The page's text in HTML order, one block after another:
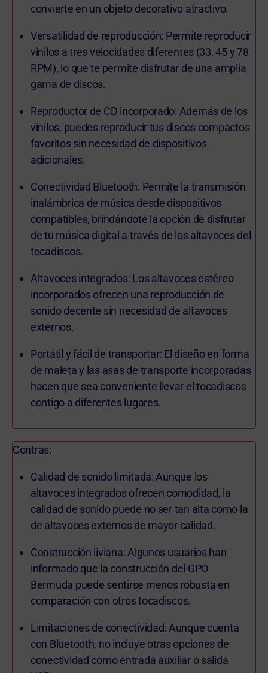
convierte en un objeto decorativo atractivo.
Versatilidad de reproducción: Permite reproducir
vinilos a tres velocidades diferentes (33, 45 y 78
RPM), lo que te permite disfrutar de una amplia
gama de discos.
Reproductor de CD incorporado: Además de los
vinilos, puedes reproducir tus discos compactos
favoritos sin necesidad de dispositivos
adicionales.
Conectividad Bluetooth: Permite la transmisión
inalámbrica de música desde dispositivos
compatibles, brindándote la opción de disfrutar
de tu música digital a través de los altavoces del
tocadiscos.
Altavoces integrados: Los altavoces estéreo
incorporados ofrecen una reproducción de
sonido decente sin necesidad de altavoces
externos.
Portátil y fácil de transportar: El diseño en forma
de maleta y las asas de transporte incorporadas
hacen que sea conveniente llevar el tocadiscos
contigo a diferentes lugares.
Contras:
Calidad de sonido limitada: Aunque los
altavoces integrados ofrecen comodidad, la
calidad de sonido puede no ser tan alta como la
de altavoces externos de mayor calidad.
Construcción liviana: Algunos usuarios han
informado que la construcción del GPO
Bermuda puede sentirse menos robusta en
comparación con otros tocadiscos.
Limitaciones de conectividad: Aunque cuenta
con Bluetooth, no incluye otras opciones de
conectividad como entrada auxiliar o salida